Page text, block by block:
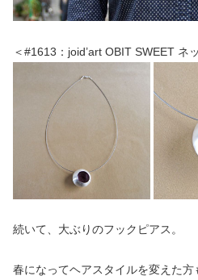
＜#1613：joid’art OBIT SWEET ネ
続いて、大ぶりのフックピアス。
春になってヘアスタイルを変えた